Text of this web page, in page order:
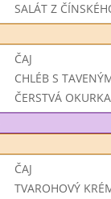
SALÁT Z
ČAJ
CHLÉB S
ČERSTVÁ OKURKA
ČAJ
TVAROHOVÝ